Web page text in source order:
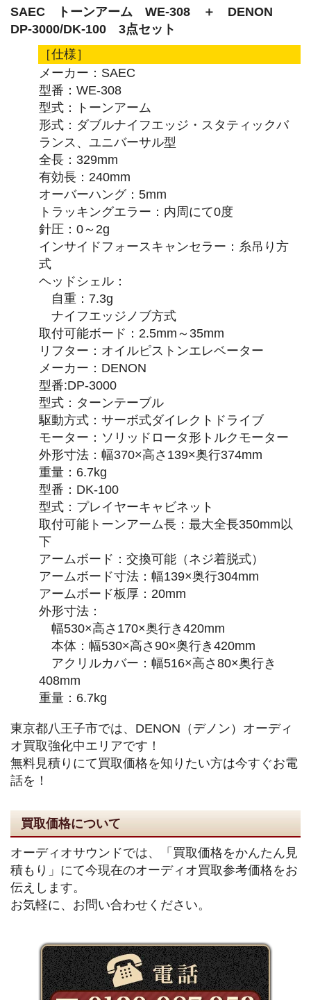
SAEC トーンアーム WE-308 ＋ DENON
DP-3000/DK-100 3点セット
［仕様］
メーカー：SAEC
型番：WE-308
型式：トーンアーム
形式：ダブルナイフエッジ・スタティックバ
ランス、ユニバーサル型
全長：329mm
有効長：240mm
オーバーハング：5mm
トラッキングエラー：内周にて0度
針圧：0～2g
インサイドフォースキャンセラー：糸吊り方
式
ヘッドシェル：
自重：7.3g
ナイフエッジノブ方式
取付可能ボード：2.5mm～35mm
リフター：オイルピストンエレベーター
メーカー：DENON
型番:DP-3000
型式：ターンテーブル
駆動方式：サーボ式ダイレクトドライブ
モーター：ソリッドロータ形トルクモーター
外形寸法：幅370×高さ139×奥行374mm
重量：6.7kg
型番：DK-100
型式：プレイヤーキャビネット
取付可能トーンアーム長：最大全長350mm以
下
アームボード：交換可能（ネジ着脱式）
アームボード寸法：幅139×奥行304mm
アームボード板厚：20mm
外形寸法：
幅530×高さ170×奥行き420mm
本体：幅530×高さ90×奥行き420mm
アクリルカバー：幅516×高さ80×奥行き
408mm
重量：6.7kg
東京都八王子市では、DENON（デノン）オーディ
オ買取強化中エリアです！
無料見積りにて買取価格を知りたい方は今すぐお電
話を！
買取価格について
オーディオサウンドでは、「買取価格をかんたん見
積もり」にて今現在のオーディオ買取参考価格をお
伝えします。
お気軽に、お問い合わせください。